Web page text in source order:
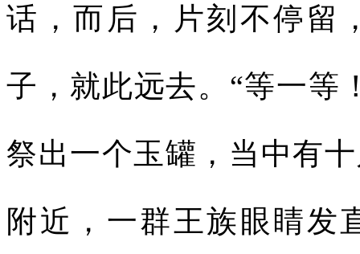
话，而后，片刻不停留
子，就此远去。“等一等
祭出一个玉罐，当中有
附近，一群王族眼睛发